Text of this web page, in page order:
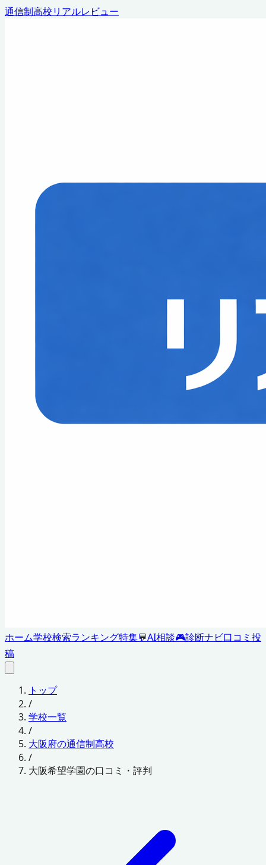
通信制高校リアルレビュー
ホーム学校検索ランキング特集💬AI相談🎮診断ナビ口コミ投
稿
トップ
/
学校一覧
/
大阪府の通信制高校
/
大阪希望学園の口コミ・評判